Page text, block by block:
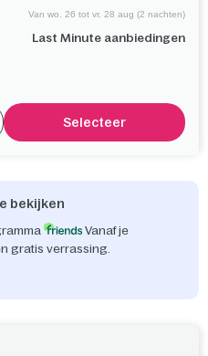
Last Minute aanbiedingen
Van wo. 26 tot vr. 28 aug (2 nachten)
Selecteer
bekijken
Vanaf je
gratis verrassing.